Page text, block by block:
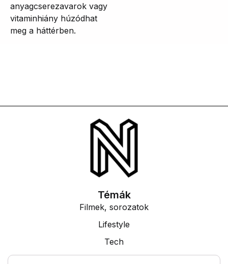
anyagcserezavarok vagy
vitaminhiány húzódhat
meg a háttérben.
Témák
Filmek, sorozatok
Lifestyle
Tech